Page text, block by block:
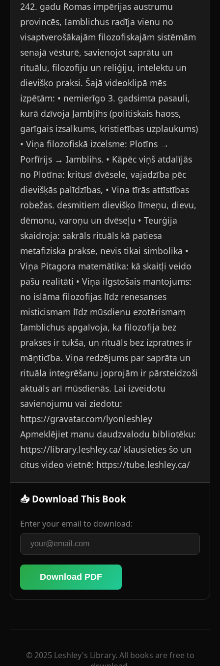
242. gadu Romas impērijas austrumu
provincēs, Iamblichus radīja vienu no
visaptverošākajām filozofiskajām sistēmām
senajā vēsturē, savienojot saprātu un
rituālu, filozofiju un reliģiju, intelektu un
dievišķo praksi. Šajā videoklipā mēs
izpētām: • nemierīgo 3. gadsimta pasauli,
kurā dzīvoja Jambļihs (politiskais haoss,
garīgais izsalkums, kristietības uzplaukums)
• Viņa filozofiskā izcelsme: Plotīns →
Porfīrijs → Iamblihs. • Kāpēc viņš atdalījās
no Plotīna: kritusī dvēsele, vajadzība pēc
dievišķās palīdzības, • Viņa tīrās attīstības
robežas. desmitiem dievišķo līmeņu, dievu,
dēmonu, varoņu un dvēseļu • Teurģija
skaidroja: sakrāls rituāls kā patiesa
metafiziska prakse, nevis tikai simbolika •
Viņa Pitagora matemātika: kā skaitļi veido
pašu realitāti • Viņa ilgstošais mantojums:
no islāma filozofijas līdz renesanses
misticismam līdz mūsdienu ezotērismam
Iamblichus apgalvoja, ka filozofija bez
prakses ir tukša, un rituāls bez izpratnes ir
māņticība. Viņa redzējums par saprāta un
rituāla integrēšanu joprojām ir pārsteidzoši
aktuāls arī mūsdienās. Lai izveidotu
savienojumu vai ziedotu:
https://gravatar.com/lyonleshley
Apmeklējiet manu daudzvalodu bibliotēku:
https://library.leshley.ca/ klausieties šo un
citus video vietnē: https://tube.leshley.ca/
📥 Download This Book
Enter your email to download:
Download PDF
© 2025 Leshley's Library. All books are free to